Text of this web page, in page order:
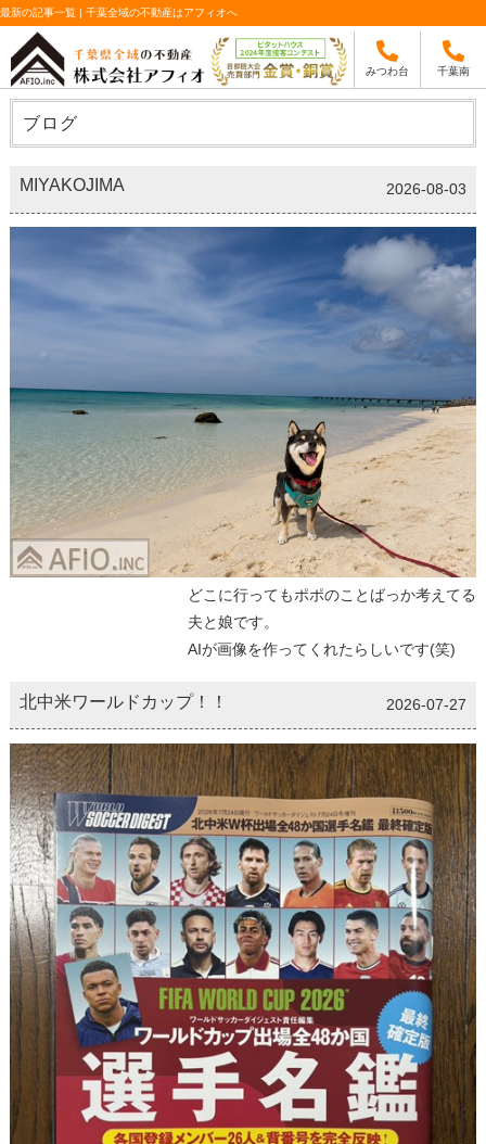
最新の記事一覧 | 千葉全域の不動産はアフィオへ
みつわ台 千葉南
ブログ
MIYAKOJIMA 2026-08-03
どこに行ってもポポのことばっか考えてる
夫と娘です。
AIが画像を作ってくれたらしいです(笑)
北中米ワールドカップ！！ 2026-07-27